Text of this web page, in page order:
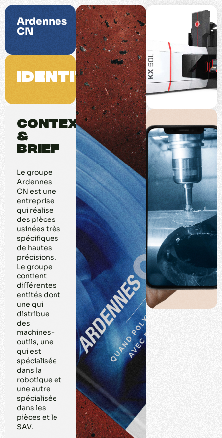
Ardennes
CN
Identité
Context
&
brief
Le groupe
Ardennes
CN est une
entreprise
qui réalise
des pièces
usinées très
spéciﬁques
de hautes
précisions.
Le groupe
contient
diﬀérentes
entités dont
une qui
distribue
des
machines-
outils, une
qui est
spécialisée
dans la
robotique et
une autre
spécialisée
dans les
pièces et le
SAV.